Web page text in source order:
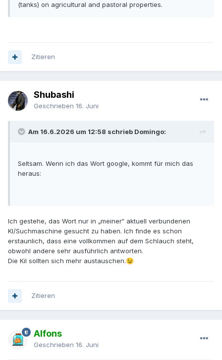
(tanks) on agricultural and pastoral properties.
Zitieren
Shubashi
Geschrieben 16. Juni
Am 16.6.2026 um 12:58 schrieb Domingo:
Seltsam. Wenn ich das Wort google, kommt für mich das
heraus:
Ich gestehe, das Wort nur in „meiner“ aktuell verbundenen
KI/Suchmaschine gesucht zu haben. Ich finde es schon
erstaunlich, dass eine vollkommen auf dem Schlauch steht,
obwohl andere sehr ausführlich antworten.
Die KiI sollten sich mehr austauschen.😉
Zitieren
Alfons
Geschrieben 16. Juni